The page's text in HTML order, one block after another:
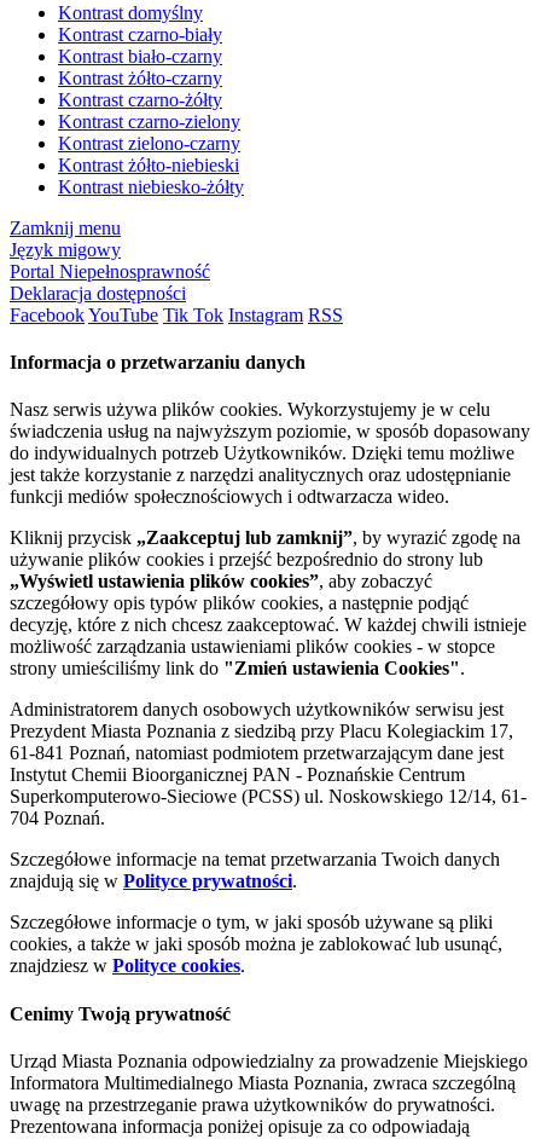
Kontrast domyślny
Kontrast czarno-biały
Kontrast biało-czarny
Kontrast żółto-czarny
Kontrast czarno-żółty
Kontrast czarno-zielony
Kontrast zielono-czarny
Kontrast żółto-niebieski
Kontrast niebiesko-żółty
Zamknij menu
Język migowy
Portal Niepełnosprawność
Deklaracja dostępności
FacebookYouTube Tik Tok Instagram RSS
Informacja o przetwarzaniu danych
Nasz serwis używa plików cookies. Wykorzystujemy je w celu
świadczenia usług na najwyższym poziomie, w sposób dopasowany
do indywidualnych potrzeb Użytkowników. Dzięki temu możliwe
jest także korzystanie z narzędzi analitycznych oraz udostępnianie
funkcji mediów społecznościowych i odtwarzacza wideo.
Kliknij przycisk „Zaakceptuj lub zamknij”, by wyrazić zgodę na
używanie plików cookies i przejść bezpośrednio do strony lub
„Wyświetl ustawienia plików cookies”, aby zobaczyć
szczegółowy opis typów plików cookies, a następnie podjąć
decyzję, które z nich chcesz zaakceptować. W każdej chwili istnieje
możliwość zarządzania ustawieniami plików cookies - w stopce
strony umieściliśmy link do "Zmień ustawienia Cookies".
Administratorem danych osobowych użytkowników serwisu jest
Prezydent Miasta Poznania z siedzibą przy Placu Kolegiackim 17,
61-841 Poznań, natomiast podmiotem przetwarzającym dane jest
Instytut Chemii Bioorganicznej PAN - Poznańskie Centrum
Superkomputerowo-Sieciowe (PCSS) ul. Noskowskiego 12/14, 61-
704 Poznań.
Szczegółowe informacje na temat przetwarzania Twoich danych
znajdują się w Polityce prywatności.
Szczegółowe informacje o tym, w jaki sposób używane są pliki
cookies, a także w jaki sposób można je zablokować lub usunąć,
znajdziesz w Polityce cookies.
Cenimy Twoją prywatność
Urząd Miasta Poznania odpowiedzialny za prowadzenie Miejskiego
Informatora Multimedialnego Miasta Poznania, zwraca szczególną
uwagę na przestrzeganie prawa użytkowników do prywatności.
Prezentowana informacja poniżej opisuje za co odpowiadają